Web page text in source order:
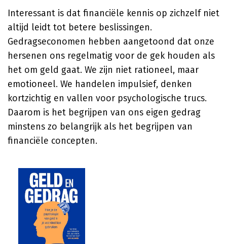
Interessant is dat financiële kennis op zichzelf niet
altijd leidt tot betere beslissingen.
Gedragseconomen hebben aangetoond dat onze
hersenen ons regelmatig voor de gek houden als
het om geld gaat. We zijn niet rationeel, maar
emotioneel. We handelen impulsief, denken
kortzichtig en vallen voor psychologische trucs.
Daarom is het begrijpen van ons eigen gedrag
minstens zo belangrijk als het begrijpen van
financiële concepten.